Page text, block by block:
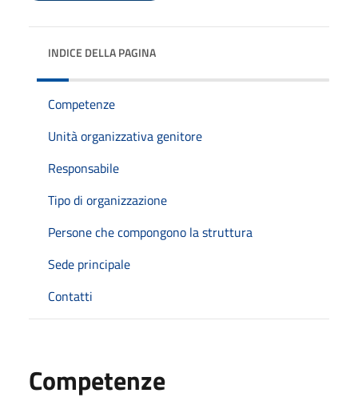
INDICE DELLA PAGINA
Competenze
Unità organizzativa genitore
Responsabile
Tipo di organizzazione
Persone che compongono la struttura
Sede principale
Contatti
Competenze